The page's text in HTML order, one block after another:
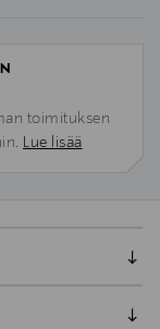
toimituksen
Lue lisää